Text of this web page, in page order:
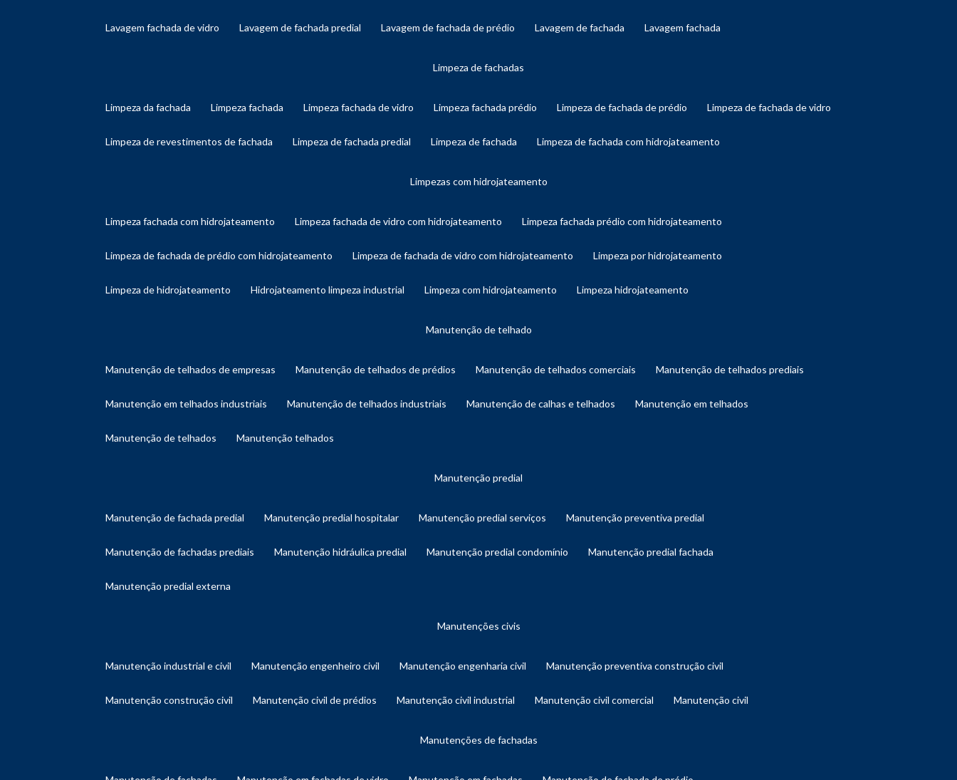
lavagem fachada de vidro lavagem de fachada predial lavagem de fachada de prédio lavagem de fachada lavagem fachada
limpeza de fachadas
limpeza da fachada limpeza fachada limpeza fachada de vidro limpeza fachada prédio limpeza de fachada de prédio limpeza de fachada de vidro
limpeza de revestimentos de fachada limpeza de fachada predial limpeza de fachada limpeza de fachada com hidrojateamento
limpezas com hidrojateamento
limpeza fachada com hidrojateamento limpeza fachada de vidro com hidrojateamento limpeza fachada prédio com hidrojateamento
limpeza de fachada de prédio com hidrojateamento limpeza de fachada de vidro com hidrojateamento limpeza por hidrojateamento
limpeza de hidrojateamento hidrojateamento limpeza industrial limpeza com hidrojateamento limpeza hidrojateamento
manutenção de telhado
manutenção de telhados de empresas manutenção de telhados de prédios manutenção de telhados comerciais manutenção de telhados prediais
manutenção em telhados industriais manutenção de telhados industriais manutenção de calhas e telhados manutenção em telhados
manutenção de telhados manutenção telhados
manutenção predial
manutenção de fachada predial manutenção predial hospitalar manutenção predial serviços manutenção preventiva predial
manutenção de fachadas prediais manutenção hidráulica predial manutenção predial condomínio manutenção predial fachada
manutenção predial externa
manutenções civis
manutenção industrial e civil manutenção engenheiro civil manutenção engenharia civil manutenção preventiva construção civil
manutenção construção civil manutenção civil de prédios manutenção civil industrial manutenção civil comercial manutenção civil
manutenções de fachadas